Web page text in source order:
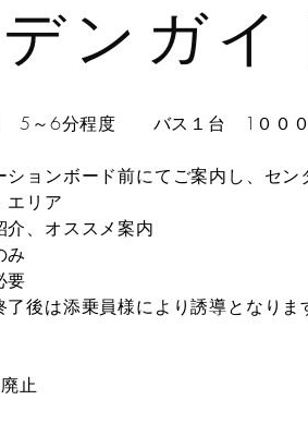
ンガイ
5～6分程度 バス１台 1００
ョンボード前にてご案内し、セン
リア
、オススメ案内
添乗員様により誘導となりま
止